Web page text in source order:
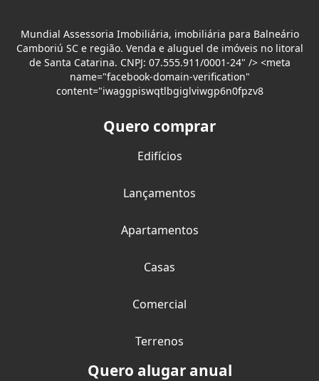
Mundial Assessoria Imobiliária, imobiliária para Balneário
Camboriú SC e região. Venda e aluguel de imóveis no litoral
de Santa Catarina. CNPJ: 07.555.911/0001-24" /> <meta
name="facebook-domain-verification"
content="iwaggpiswqtlbgiglviwgp6n0fpzv8
Quero comprar
Edifícios
Lançamentos
Apartamentos
Casas
Comercial
Terrenos
Quero alugar anual